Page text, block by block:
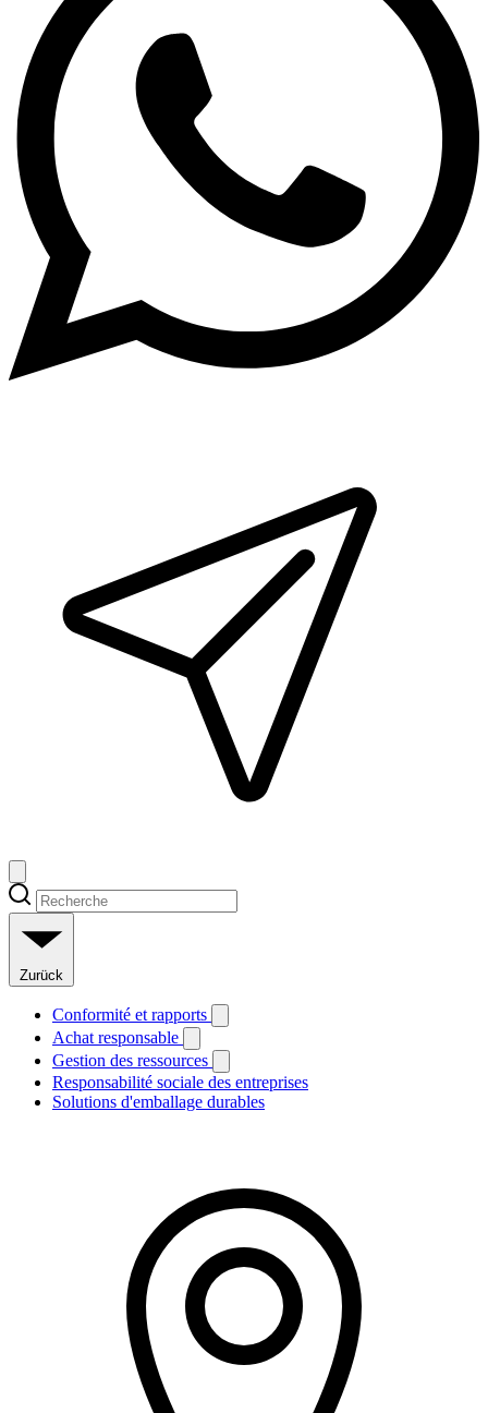
Zurück
Conformité et rapports
Achat responsable
Gestion des ressources
Responsabilité sociale des entreprises
Solutions d'emballage durables